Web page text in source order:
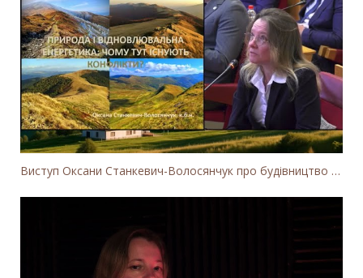
Виступ Оксани Станкевич-Волосянчук про будівництво вітропарків у Закарпатській області